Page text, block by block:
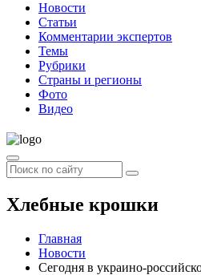
Новости
Статьи
Комментарии экспертов
Темы
Рубрики
Страны и регионы
Фото
Видео
Хлебные крошки
Главная
Новости
Сегодня в украино-